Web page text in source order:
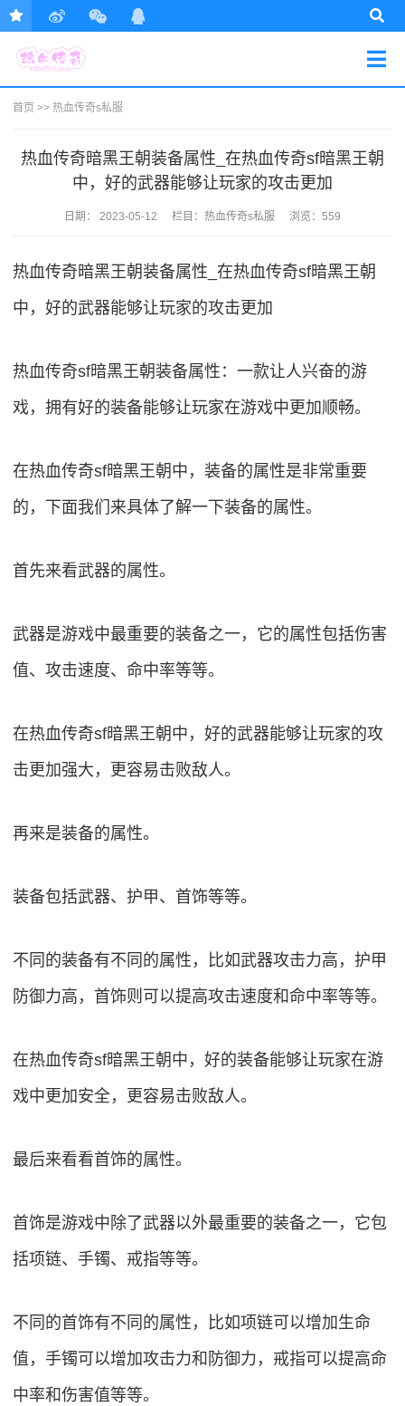
首页 >> 热血传奇s私服
热血传奇暗黑王朝装备属性_在热血传奇sf暗黑王朝
中，好的武器能够让玩家的攻击更加
日期： 2023-05-12 栏目： 热血传奇s私服 浏览：559
热血传奇暗黑王朝装备属性_在热血传奇sf暗黑王朝
中，好的武器能够让玩家的攻击更加
热血传奇sf暗黑王朝装备属性：一款让人兴奋的游
戏，拥有好的装备能够让玩家在游戏中更加顺畅。
在热血传奇sf暗黑王朝中，装备的属性是非常重要
的，下面我们来具体了解一下装备的属性。
首先来看武器的属性。
武器是游戏中最重要的装备之一，它的属性包括伤害
值、攻击速度、命中率等等。
在热血传奇sf暗黑王朝中，好的武器能够让玩家的攻
击更加强大，更容易击败敌人。
再来是装备的属性。
装备包括武器、护甲、首饰等等。
不同的装备有不同的属性，比如武器攻击力高，护甲
防御力高，首饰则可以提高攻击速度和命中率等等。
在热血传奇sf暗黑王朝中，好的装备能够让玩家在游
戏中更加安全，更容易击败敌人。
最后来看看首饰的属性。
首饰是游戏中除了武器以外最重要的装备之一，它包
括项链、手镯、戒指等等。
不同的首饰有不同的属性，比如项链可以增加生命
值，手镯可以增加攻击力和防御力，戒指可以提高命
中率和伤害值等等。